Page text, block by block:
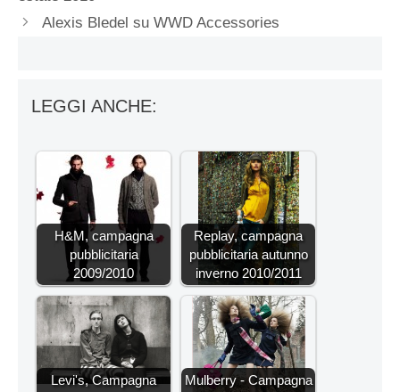
Alexis Bledel su WWD Accessories
LEGGI ANCHE:
H&M, campagna
pubblicitaria
2009/2010
Replay, campagna
pubblicitaria autunno
inverno 2010/2011
Levi's, Campagna
Mulberry - Campagna